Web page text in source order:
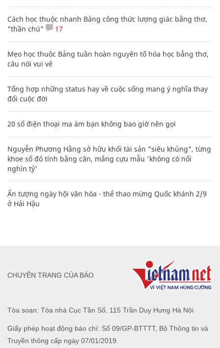
Cách học thuộc nhanh Bảng công thức lượng giác bằng thơ,
"thần chú"
17
Mẹo học thuộc Bảng tuần hoàn nguyên tố hóa học bằng thơ,
câu nói vui vẻ
Tổng hợp những status hay về cuộc sống mang ý nghĩa thay
đổi cuộc đời
20 số điện thoại ma ám bạn không bao giờ nên gọi
Nguyễn Phương Hằng sở hữu khối tài sản "siêu khủng", từng
khoe sổ đỏ tính bằng cân, mắng cựu mẫu 'không có nổi
nghìn tỷ'
Ấn tượng ngày hội văn hóa - thể thao mừng Quốc khánh 2/9
ở Hải Hậu
Tòa soạn: Tòa nhà Cục Tần Số, 115 Trần Duy Hưng Hà Nội
Giấy phép hoạt động báo chí: Số 09/GP-BTTTT, Bộ Thông tin và
Truyền thông cấp ngày 07/01/2019.
CHUYÊN TRANG CỦA BÁO